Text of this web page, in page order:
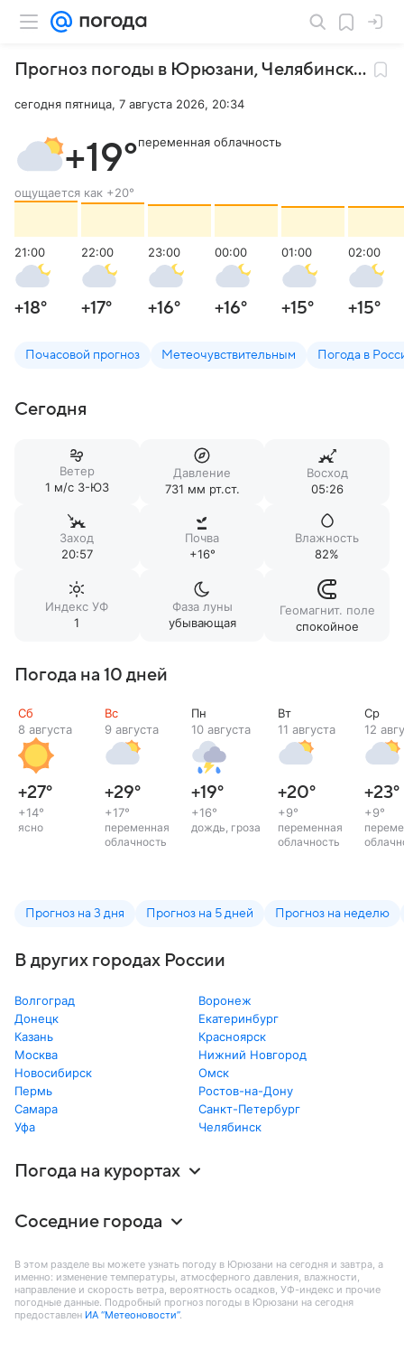
Прогноз погоды в Юрюзани,Челябинская область
сегодня пятница, 7 августа 2026, 20:34
+19°
ощущается как +20°
переменная облачность
21:00
+18°
22:00
+17°
23:00
+16°
00:00
+16°
01:00
+15°
02:00
+15°
Почасовой прогноз Метеочувствительным Погода в
Сегодня
Ветер
1 м/c З-ЮЗ
Давление
731 мм рт.ст.
Восход
05:26
Заход
20:57
Почва
+16°
Влажность
82%
Индекс УФ
1
Фаза луны
убывающая
Геомагнит. поле
спокойное
Погода на 10 дней
Сб
8 августа
+27°
+14°
ясно
Вс
9 августа
+29°
+17°
переменная
облачность
Пн
10 августа
+19°
+16°
дождь, гроза
Вт
11 августа
+20°
+9°
переменная
облачность
Ср
12
+23°
+9°
Прогноз на 3 дня Прогноз на 5 дней Прогноз на неделю
В других городах России
Волгоград
Воронеж
Донецк
Екатеринбург
Казань
Красноярск
Москва
Нижний Новгород
Новосибирск
Омск
Пермь
Ростов-на-Дону
Самара
Санкт-Петербург
Уфа
Челябинск
Погода на курортах
Соседние города
В этом разделе вы можете узнать погоду в Юрюзани на сегодня и завтра, а
именно: изменение температуры, атмосферного давления, влажности,
направление и скорость ветра, вероятность осадков, УФ-индекс и прочие
погодные данные. Подробный прогноз погоды в Юрюзани на сегодня
предоставлен ИА “Метеоновости”.